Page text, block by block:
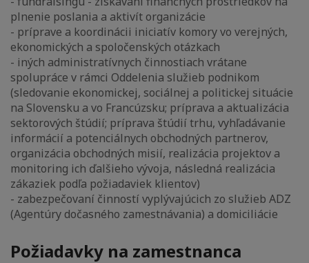
plnenie poslania a aktivít organizácie
- príprave a koordinácii iniciatív komory vo verejných,
ekonomických a spoločenských otázkach
- iných administratívnych činnostiach vrátane
spolupráce v rámci Oddelenia služieb podnikom
(sledovanie ekonomickej, sociálnej a politickej situácie
na Slovensku a vo Francúzsku; príprava a aktualizácia
sektorových štúdií; príprava štúdií trhu, vyhľadávanie
informácií a potenciálnych obchodných partnerov,
organizácia obchodných misií, realizácia projektov a
monitoring ich ďalšieho vývoja, následná realizácia
zákaziek podľa požiadaviek klientov)
- zabezpečovaní činností vyplývajúcich zo služieb ADZ
(Agentúry dočasného zamestnávania) a domiciliácie
Požiadavky na zamestnanca